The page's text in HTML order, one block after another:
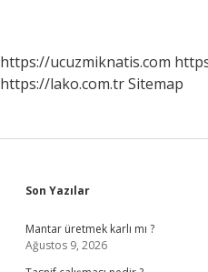
https://ucuzmiknatis.com
https://lako.com.trSitemap
Sidebar
Son Yazılar
Mantar üretmek karlı mı ?
Ağustos 9, 2026